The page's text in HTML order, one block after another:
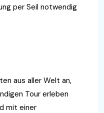
per Seil notwendig
aus aller Welt an,
Tour erleben
mit einer